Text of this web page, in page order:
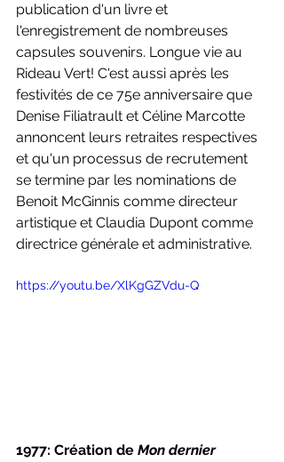
publication d'un livre et
l'enregistrement de nombreuses
capsules souvenirs. Longue vie au
Rideau Vert! C'est aussi après les
festivités de ce 75e anniversaire que
Denise Filiatrault et Céline Marcotte
annoncent leurs retraites respectives
et qu'un processus de recrutement
se termine par les nominations de
Benoit McGinnis comme directeur
artistique et Claudia Dupont comme
directrice générale et administrative.
https://youtu.be/XlKgGZVdu-Q
1977: Création de Mon dernier